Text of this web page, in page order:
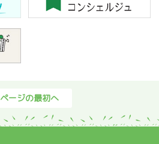
ページの最初へ